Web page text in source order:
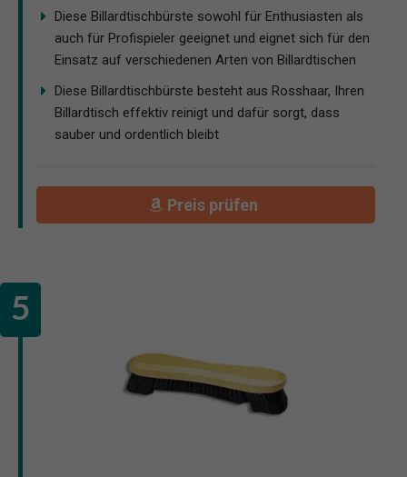
Diese Billardtischbürste sowohl für Enthusiasten als
auch für Profispieler geeignet und eignet sich für den
Einsatz auf verschiedenen Arten von Billardtischen
Diese Billardtischbürste besteht aus Rosshaar, Ihren
Billardtisch effektiv reinigt und dafür sorgt, dass
sauber und ordentlich bleibt
Preis prüfen